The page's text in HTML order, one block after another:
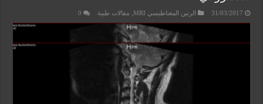
31/03/2017 الرنين المغناطيسي MRI مقالات طبية 0